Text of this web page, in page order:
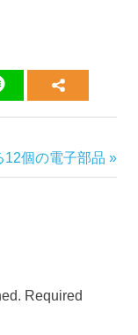
12個の電子部品
Required